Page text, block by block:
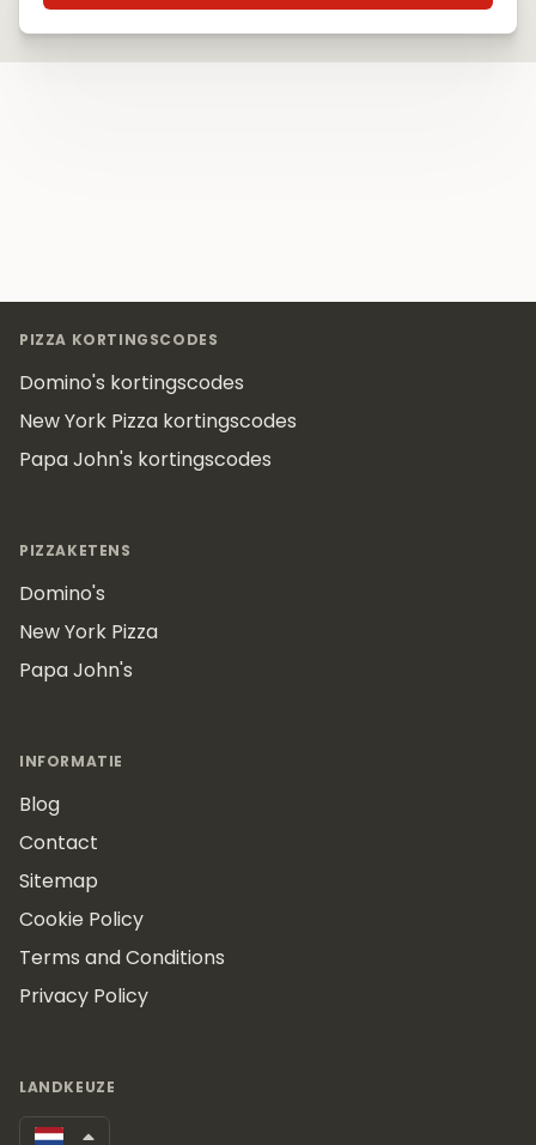
PIZZA KORTINGSCODES
Domino's kortingscodes
New York Pizza kortingscodes
Papa John's kortingscodes
PIZZAKETENS
Domino's
New York Pizza
Papa John's
INFORMATIE
Blog
Contact
Sitemap
Cookie Policy
Terms and Conditions
Privacy Policy
LANDKEUZE